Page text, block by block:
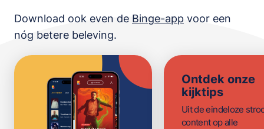
Download ook even de Binge-app voor een
nóg betere beleving.
Ontdek onze
kijktips
Uit de eindeloze
content op alle